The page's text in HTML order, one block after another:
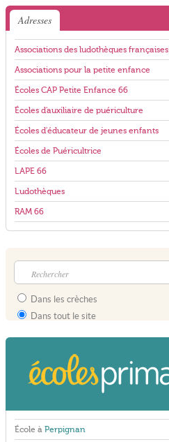
Adresses
Associations des ludothèques françaises
Associations pour la petite enfance
Écoles CAP Petite Enfance 66
Écoles d'auxiliaire de puériculture
Écoles d'éducateur de jeunes enfants
Écoles de Puéricultrice
LAPE 66
Ludothèques
RAM 66
Dans les crèches
Dans tout le site
École à Perpignan